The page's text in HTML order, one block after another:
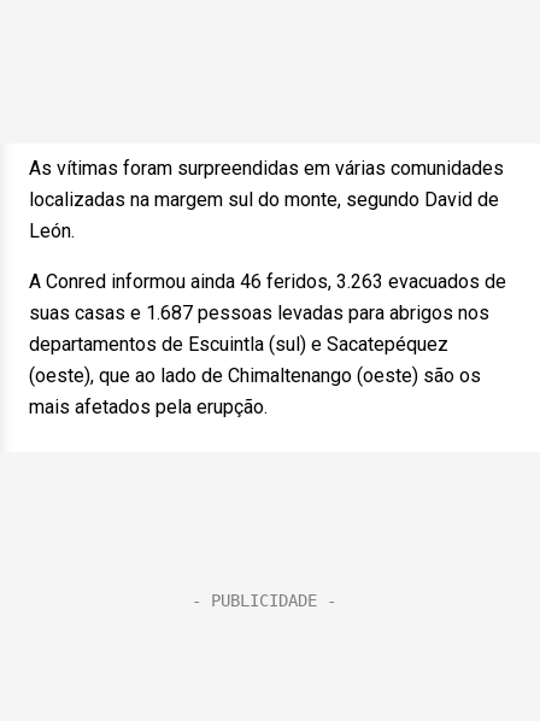
As vítimas foram surpreendidas em várias comunidades
localizadas na margem sul do monte, segundo David de
León.
A Conred informou ainda 46 feridos, 3.263 evacuados de
suas casas e 1.687 pessoas levadas para abrigos nos
departamentos de Escuintla (sul) e Sacatepéquez
(oeste), que ao lado de Chimaltenango (oeste) são os
mais afetados pela erupção.